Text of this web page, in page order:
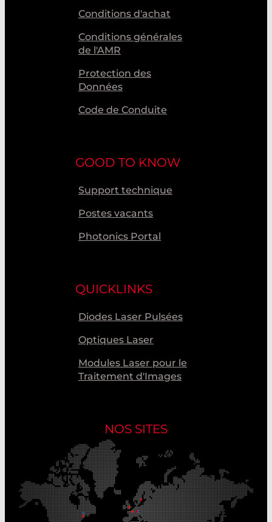
Conditions d'achat
Conditions générales
de l'AMR
Protection des
Données
Code de Conduite
GOOD TO KNOW
Support technique
Postes vacants
Photonics Portal
QUICKLINKS
Diodes Laser Pulsées
Optiques Laser
Modules Laser pour le
Traitement d'Images
NOS SITES